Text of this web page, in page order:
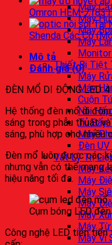
Máy
Máy
Máy
Máy
Thiết Bị Tiệt
Máy
Máy
Cuộn
Nồi
Tủ Sấy
Máy
Đèn
Vật Lý Trị
Máy
Máy
Máy
Máy
Máy
Máy
Máy Vi
Omron HEM-7183
Shenda Các Cỡ
Mô tả
Đánh giá (0)
ĐÈN MỔ DI ĐỘNG LED 4
Hệ thống đèn mổ di
sáng trong phẫu thuật
sáng, phù hợp cho nhiều
Đèn mổ luôn được các
nhưng vẫn có thể mang
hiệu năng tối đa.
Cụm bóng LED
Công nghệ LED tiên